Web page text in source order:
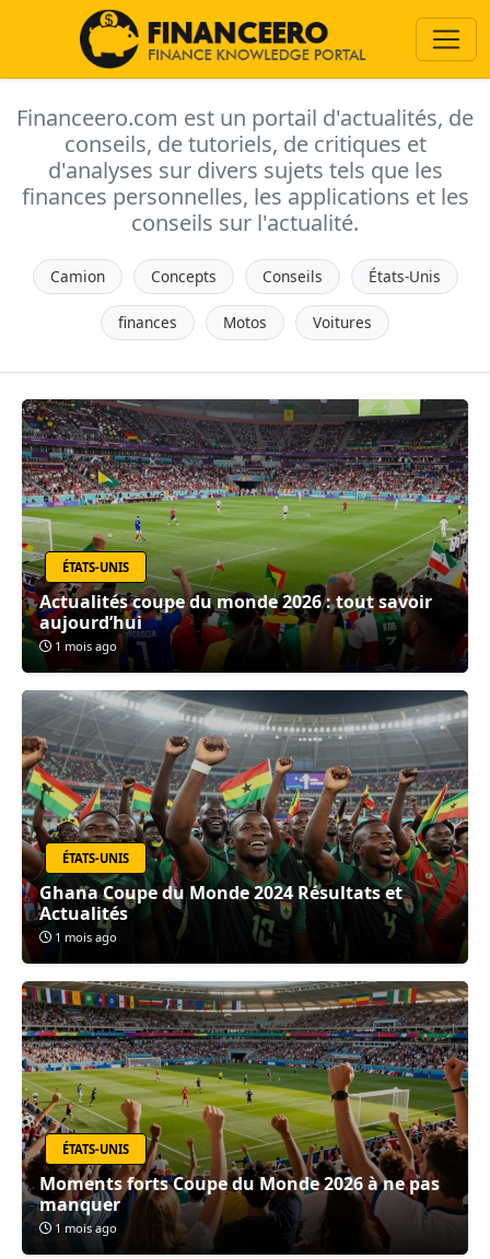
Financeero.com est un portail d'actualités, de
conseils, de tutoriels, de critiques et
d'analyses sur divers sujets tels que les
finances personnelles, les applications et les
conseils sur l'actualité.
Camion Concepts Conseils États-Unis
finances Motos Voitures
ÉTATS-UNIS
Actualités coupe du monde 2026 : tout savoir
aujourd’hui
1 mois ago
ÉTATS-UNIS
Ghana Coupe du Monde 2024 Résultats et
Actualités
1 mois ago
ÉTATS-UNIS
Moments forts Coupe du Monde 2026 à ne pas
manquer
1 mois ago